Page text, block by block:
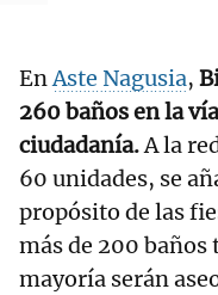
EnAste Nagusia,
260 baños en la
ciudadanía.A la
60 unidades, se
propósito de las
más de 200
mayoría serán